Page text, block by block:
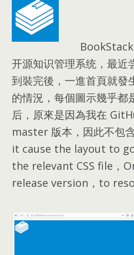
BookStack
开源知识管理系统，最近
到裝完後，一進首頁就發
的情況，每個圖示幾乎都
后，原來是因為我在
master 版本，因此不包
it cause the layout to
the relevant CSS file，
release version，to